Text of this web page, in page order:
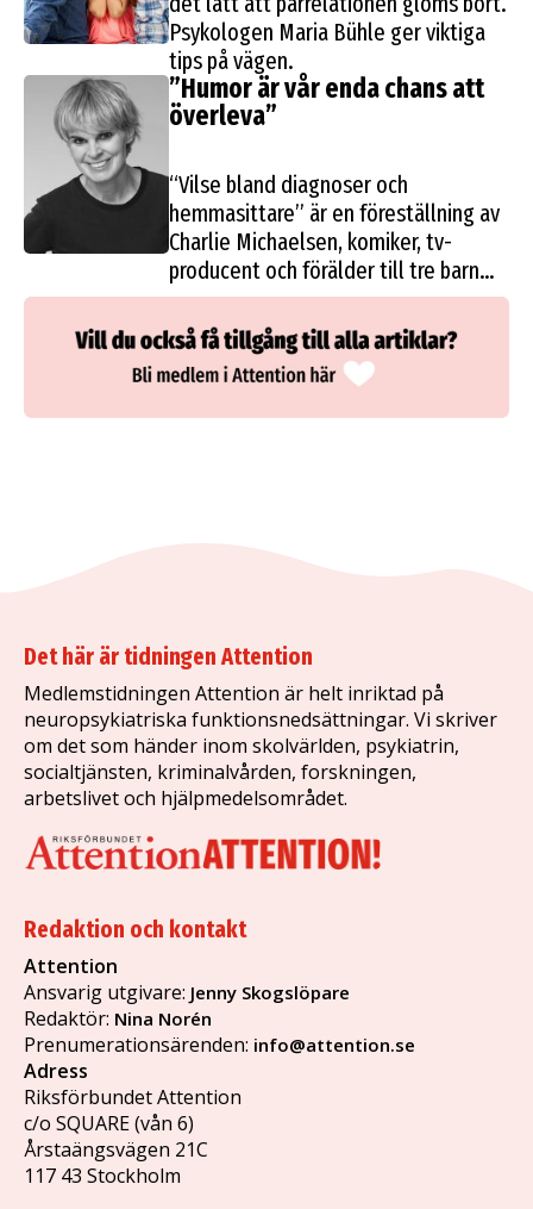
Psykologen Maria Bühle ger viktiga
tips på vägen.
”Humor är vår enda chans att
överleva”
“Vilse bland diagnoser och
hemmasittare” är en föreställning av
Charlie Michaelsen, komiker, tv-
producent och förälder till tre barn
med skolsvårigheter. Hon vill
förmedla föräldraperspektivet och ge
andra föräldrar hopp och insikter.
Det här är tidningen Attention
Medlemstidningen Attention är helt inriktad på
neuropsykiatriska funktionsnedsättningar. Vi skriver
om det som händer inom skolvärlden, psykiatrin,
socialtjänsten, kriminalvården, forskningen,
arbetslivet och hjälpmedelsområdet.
Redaktion och kontakt
Attention
Ansvarig utgivare: Jenny Skogslöpare
Redaktör: Nina Norén
Prenumerationsärenden: info@attention.se
Adress
Riksförbundet Attention
c/o SQUARE (vån 6)
Årstaängsvägen 21C
117 43 Stockholm